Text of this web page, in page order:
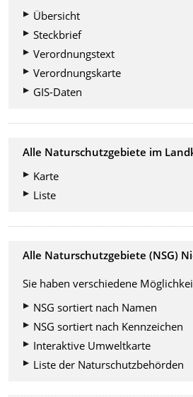
Übersicht
Steckbrief
Verordnungstext
Verordnungskarte
GIS-Daten
Alle Naturschutzgebiete im
Karte
Liste
Alle Naturschutzgebiete (NSG)
Sie haben verschiedene
NSG sortiert nach Namen
NSG sortiert nach Kennzeichen
Interaktive Umweltkarte
Liste der Naturschutzbehörden